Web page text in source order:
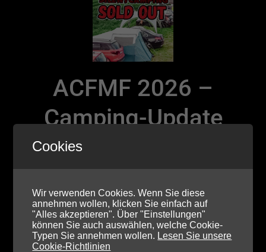
ACFMF 2026 –
Camping-Update
Vielen Dank an alle, die sich so frühzeitig ihr Ticket fürs
ACFMF gesichert haben! \m/
Cookies
Wir verwenden Cookies. Wenn Sie diese
annehmen wollen, klicken Sie einfach auf
"Alles akzeptieren". Über "Einstellungen"
können Sie auch auswählen, welche Cookie-
Typen Sie annehmen wollen. Lesen Sie unsere
Cookie-Richtlinien